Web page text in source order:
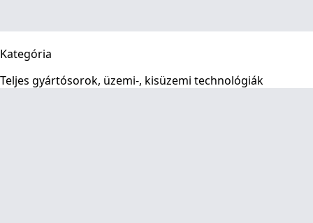
Kategória
Teljes gyártósorok, üzemi-, kisüzemi technológiák